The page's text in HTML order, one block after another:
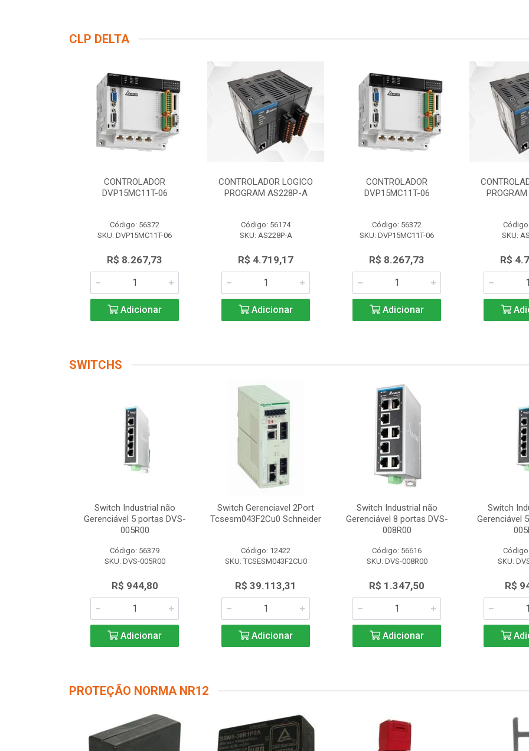
CLP DELTA
CONTROLADOR
DVP15MC11T-06
Código: 56372
SKU: DVP15MC11T-06
R$ 8.267,73
Adicionar
CONTROLADOR LOGICO
PROGRAM AS228P-A
Código: 56174
SKU: AS228P-A
R$ 4.719,17
Adicionar
CONTROLADOR
DVP15MC11T-06
Código: 56372
SKU: DVP15MC11T-06
R$ 8.267,73
Adicionar
SKU:
R$
SWITCHS
Switch Industrial não
Gerenciável 5 portas DVS-
005R00
Código: 56379
SKU: DVS-005R00
R$ 944,80
Adicionar
Switch Gerenciavel 2Port
Tcsesm043F2Cu0 Schneider
Código: 12422
SKU: TCSESM043F2CU0
R$ 39.113,31
Adicionar
Switch Industrial não
Gerenciável 8 portas DVS-
008R00
Código: 56616
SKU: DVS-008R00
R$ 1.347,50
Adicionar
Switch
Gerenciável
SKU:
R$
PROTEÇÃO NORMA NR12